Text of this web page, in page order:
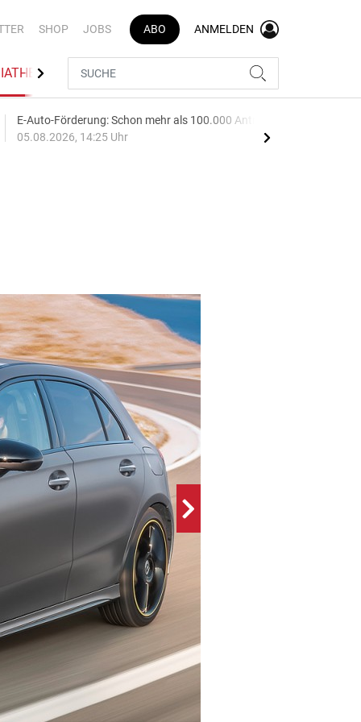
SHOP JOBS ABO ANMELDEN
BRANCHENVERZEICHNIS
E-Auto-Förderung: Schon mehr als 100.000 Anträge
05.08.2026, 14:25 Uhr